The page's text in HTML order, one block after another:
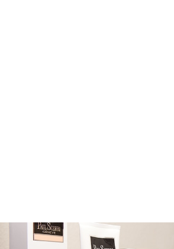
メニューを詳しく見る >